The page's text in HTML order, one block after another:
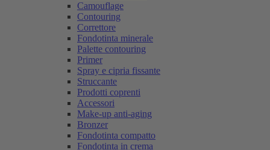
Camouflage
Contouring
Correttore
Fondotinta minerale
Palette contouring
Primer
Spray e cipria fissante
Struccante
Prodotti coprenti
Accessori
Make-up anti-aging
Bronzer
Fondotinta compatto
Fondotinta in crema